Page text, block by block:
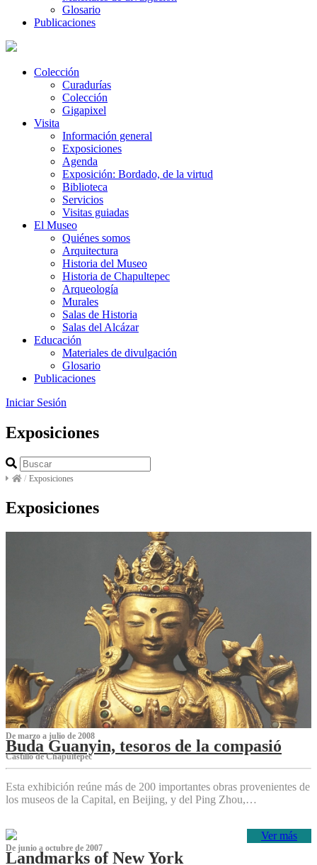
Glosario
Publicaciones
Colección
Curadurías
Colección
Gigapixel
Visita
Información general
Exposiciones
Agenda
Exposición: Bordado, de la virtud
Biblioteca
Servicios
Visitas guiadas
El Museo
Quiénes somos
Arquitectura
Historia del Museo
Historia de Chapultepec
Arqueología
Murales
Salas de Historia
Salas del Alcázar
Educación
Materiales de divulgación
Glosario
Publicaciones
Iniciar Sesión
Exposiciones
/ Exposiciones
Exposiciones
De marzo a julio de 2008
Buda Guanyin, tesoros de la compasió
Castillo de Chapultepec
Esta exhibición reúne más de 200 importantes obras provenientes de
los museos de la Capital, en Beijing, y del Ping Zhou,…
Ver más
De junio a octubre de 2007
Landmarks of New York